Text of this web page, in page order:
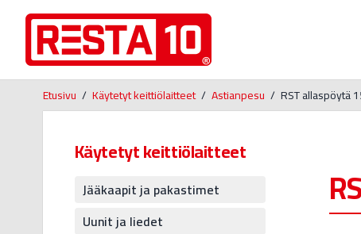
Etusivu / Käytetyt keittiölaitteet / Astianpesu / RST allaspöytä
Käytetyt keittiölaitteet
Jääkaapit ja pakastimet
Uunit ja liedet